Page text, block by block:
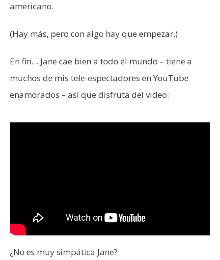
americano.
(Hay más, pero con algo hay que empezar.)
En fin… Jane cae bien a todo el mundo – tiene a
muchos de mis tele-espectadores en YouTube
enamorados – así que disfruta del video:
¿No es muy simpática Jane?